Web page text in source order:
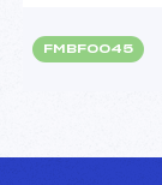
FMBF0045